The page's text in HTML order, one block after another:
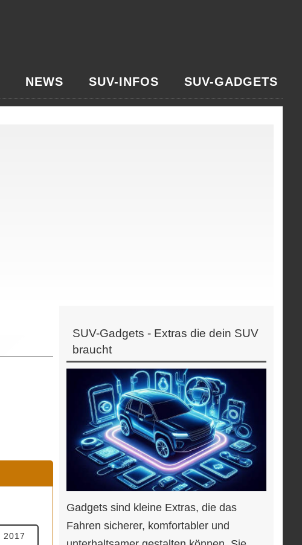
NEWS SUV-INFOS SUV-GADGETS
2017
SUV-Gadgets - Extras die dein SUV
braucht
Gadgets sind kleine Extras, die das
Fahren sicherer, komfortabler und